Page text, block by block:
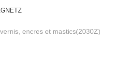
encres et mastics(2030Z)